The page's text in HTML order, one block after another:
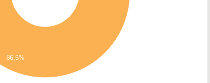
86,5%